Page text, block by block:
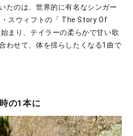
たのは、世界的に有名なシンガー
スウィフトの「 The Story Of
まり、テイラーの柔らかで甘い歌
わせて、体を揺らしたくなる1曲で
の1本に